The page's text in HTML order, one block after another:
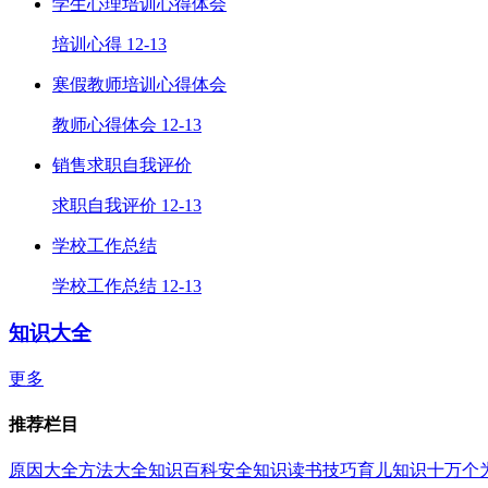
学生心理培训心得体会
培训心得 12-13
寒假教师培训心得体会
教师心得体会 12-13
销售求职自我评价
求职自我评价 12-13
学校工作总结
学校工作总结 12-13
知识大全
更多
推荐栏目
原因大全方法大全知识百科安全知识读书技巧育儿知识十万个